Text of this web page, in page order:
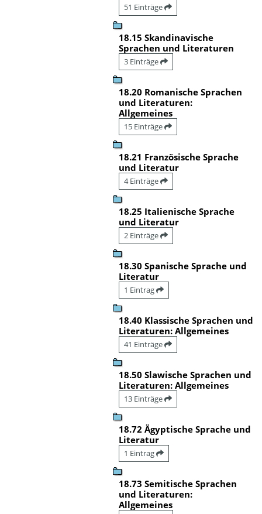
51 Einträge
18.15 Skandinavische
Sprachen und Literaturen
3 Einträge
18.20 Romanische Sprachen
und Literaturen:
Allgemeines
15 Einträge
18.21 Französische Sprache
und Literatur
4 Einträge
18.25 Italienische Sprache
und Literatur
2 Einträge
18.30 Spanische Sprache und
Literatur
1 Eintrag
18.40 Klassische Sprachen und
Literaturen: Allgemeines
41 Einträge
18.50 Slawische Sprachen und
Literaturen: Allgemeines
13 Einträge
18.72 Ägyptische Sprache und
Literatur
1 Eintrag
18.73 Semitische Sprachen
und Literaturen:
Allgemeines